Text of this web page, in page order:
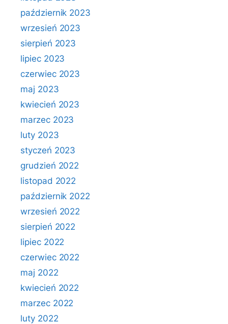
październik 2023
wrzesień 2023
sierpień 2023
lipiec 2023
czerwiec 2023
maj 2023
kwiecień 2023
marzec 2023
luty 2023
styczeń 2023
grudzień 2022
listopad 2022
październik 2022
wrzesień 2022
sierpień 2022
lipiec 2022
czerwiec 2022
maj 2022
kwiecień 2022
marzec 2022
luty 2022